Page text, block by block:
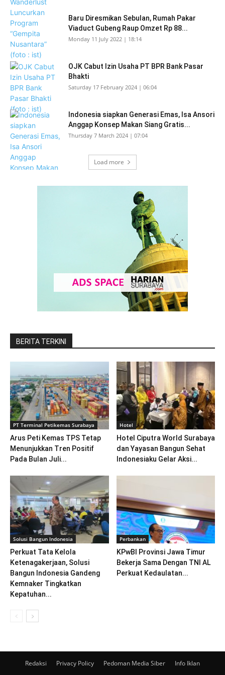
Baru Diresmikan Sebulan, Rumah Pakar
Viaduct Gubeng Raup Omzet Rp 88...
Monday 11 July 2022 | 18:14
OJK Cabut Izin Usaha PT BPR Bank Pasar
Bhakti
Saturday 17 February 2024 | 06:04
Indonesia siapkan Generasi Emas, Isa Ansori
Anggap Konsep Makan Siang Gratis...
Thursday 7 March 2024 | 07:04
Load more
BERITA TERKINI
PT Terminal Petikemas Surabaya
Arus Peti Kemas TPS Tetap
Menunjukkan Tren Positif
Pada Bulan Juli...
Hotel
Hotel Ciputra World Surabaya
dan Yayasan Bangun Sehat
Indonesiaku Gelar Aksi...
Solusi Bangun Indonesia
Perkuat Tata Kelola
Ketenagakerjaan, Solusi
Bangun Indonesia Gandeng
Kemnaker Tingkatkan
Kepatuhan...
Perbankan
KPwBI Provinsi Jawa Timur
Bekerja Sama Dengan TNI AL
Perkuat Kedaulatan...
Redaksi Privacy Policy Pedoman Media Siber Info Iklan